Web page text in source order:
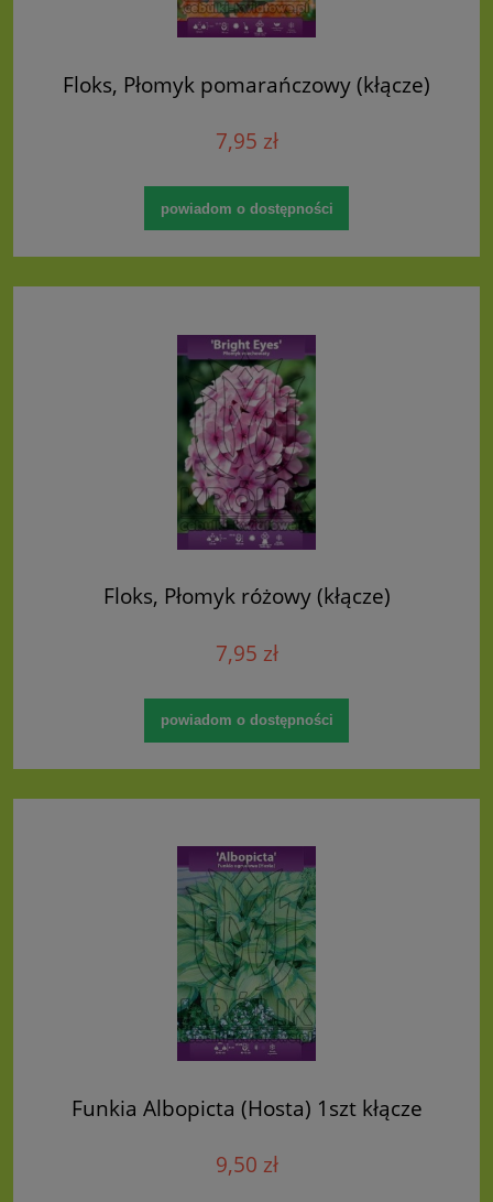
Floks, Płomyk pomarańczowy (kłącze)
7,95 zł
powiadom o dostępności
Floks, Płomyk różowy (kłącze)
7,95 zł
powiadom o dostępności
Funkia Albopicta (Hosta) 1szt kłącze
9,50 zł